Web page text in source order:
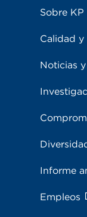
Sobre KP
Calidad
Noticias
Informe
Empleos